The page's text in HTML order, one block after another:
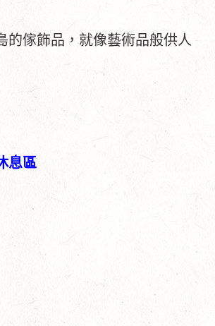
的傢飾品，就像藝術品般供人
息區